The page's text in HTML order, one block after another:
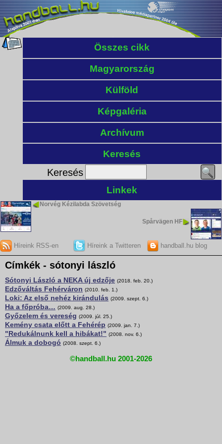
Összes cikk
Magyarország
Külföld
Képgaléria
Archívum
Keresés
Keresés
Linkek
Norvég Kézilabda Szövetség
Spårvägen HF
Híreink RSS-en Híreink a Twitteren handball.hu blog
Címkék - sótonyi lászló
Sótonyi László a NEKA új edzője (2018. feb. 20.)
Edzőváltás Fehérváron (2010. feb. 1.)
Loki: Az első nehéz kirándulás (2009. szept. 6.)
Ha a főpróba… (2009. aug. 28.)
Győzelem és vereség (2009. júl. 25.)
Kemény csata előtt a Fehérép (2009. jan. 7.)
"Redukálnunk kell a hibákat!" (2008. nov. 6.)
Álmuk a dobogó (2008. szept. 6.)
©handball.hu 2001-2026